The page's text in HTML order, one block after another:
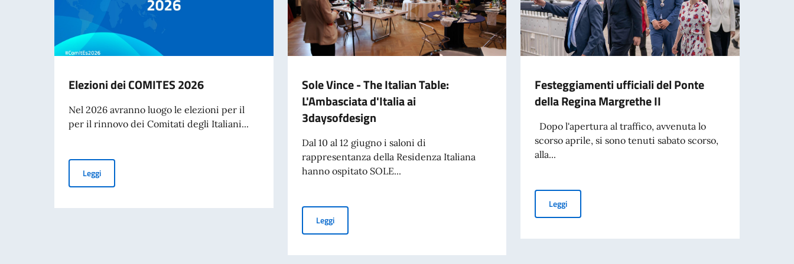
Elezioni dei COMITES 2026
Nel 2026 avranno luogo le elezioni per il
per il rinnovo dei Comitati degli Italiani...
LeggiElezioni dei COMITES 2026
Sole Vince - The Italian Table:
L'Ambasciata d'Italia ai
3daysofdesign
Dal 10 al 12 giugno i saloni di
rappresentanza della Residenza Italiana
hanno ospitato SOLE...
LeggiSole Vince - The Italian Table: L'Ambasciata d'Italia ai 3daysofdesign
Festeggiamenti ufficiali del Ponte
della Regina Margrethe II
Dopo l'apertura al traffico, avvenuta lo
scorso aprile, si sono tenuti sabato scorso,
alla...
LeggiFesteggiamenti ufficiali del Ponte della Regina Margrethe II